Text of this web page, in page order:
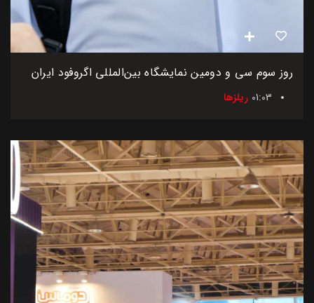
روز سوم سی و دومین نمایشگاه بین‌المللی اگروفود ایران
01:03 ریلزها